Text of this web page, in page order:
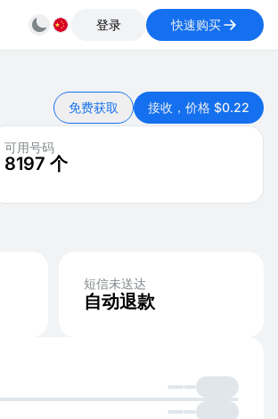
登录 快速购买
免费获取 接收，价格 $0.22
可用号码
8197 个
短信未送达
自动退款